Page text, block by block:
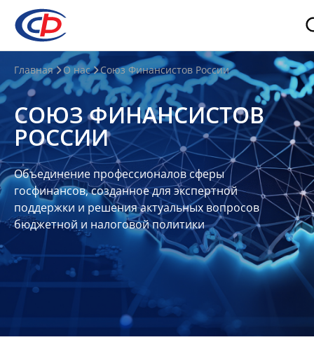
О
нас
О
СФР
Совет
Союза
Участники
Планы
отчеты
Контакты
Главная О нас Союз Финансистов России
СОЮЗ ФИНАНСИСТОВ
РОССИИ
Объединение профессионалов сферы
госфинансов, созданное для экспертной
поддержки и решения актуальных вопросов
бюджетной и налоговой политики